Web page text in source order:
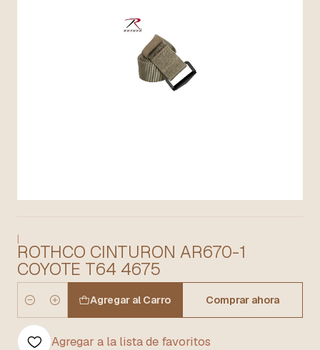
|
ROTHCO CINTURON AR670-1
COYOTE T64 4675
Cantidad
Agregar al Carro Comprar ahora
Agregar a la lista de favoritos